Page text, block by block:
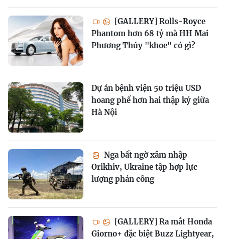
[GALLERY] Rolls-Royce
Phantom hơn 68 tỷ mà HH Mai
Phương Thúy "khoe" có gì?
Dự án bệnh viện 50 triệu USD
hoang phế hơn hai thập kỷ giữa
Hà Nội
Nga bất ngờ xâm nhập
Orikhiv, Ukraine tập hợp lực
lượng phản công
[GALLERY] Ra mắt Honda
Giorno+ đặc biệt Buzz Lightyear,